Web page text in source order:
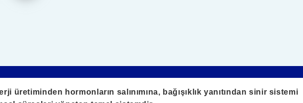
üretiminden hormonların salınımına, bağışıklık yanıtından sinir sistemi